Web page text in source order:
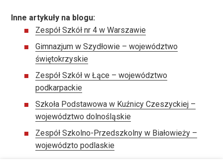
Inne artykuły na blogu:
Zespół Szkół nr 4 w Warszawie
Gimnazjum w Szydłowie – województwo
świętokrzyskie
Zespół Szkół w Łące – województwo
podkarpackie
Szkoła Podstawowa w Kuźnicy Czeszyckiej –
województwo dolnośląskie
Zespół Szkolno-Przedszkolny w Białowieży –
województo podlaskie